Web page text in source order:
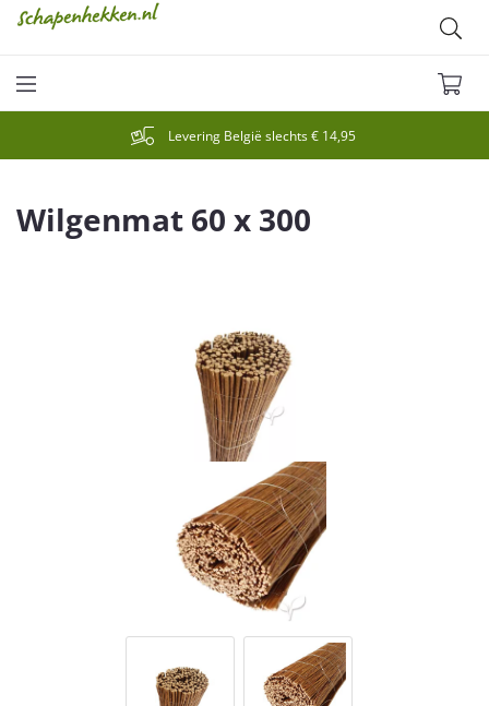
Levering België slechts € 14,95
Wilgenmat 60 x 300